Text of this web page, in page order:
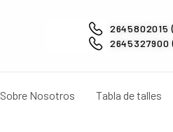
2645802015
2645327900
Sobre Nosotros Tabla de talles